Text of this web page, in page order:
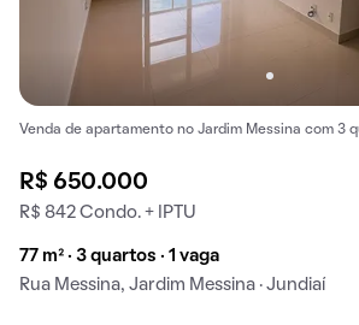
Venda de apartamento no Jardim Messina com 3
R$ 650.000
R$ 842 Condo. + IPTU
77 m² · 3 quartos · 1 vaga
Rua Messina, Jardim Messina · Jundiaí